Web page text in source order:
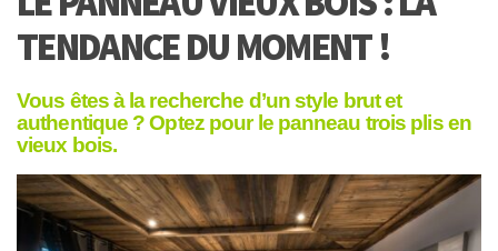
TENDANCE DU MOMENT !
Vous êtes à la recherche d’un style brut et
authentique ? Optez pour le panneau trois plis en
vieux bois.